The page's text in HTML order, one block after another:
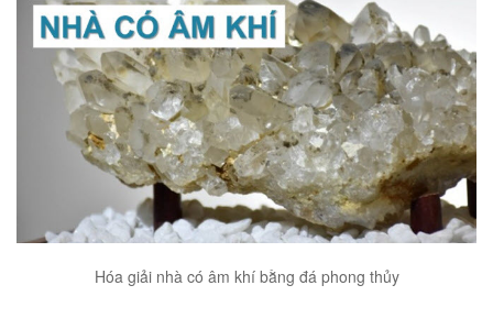
Hóa giải nhà có âm khí bằng đá phong thủy